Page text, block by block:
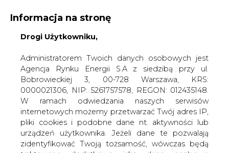
KONTAKT:
WYDAWCA PORTALU:
WYSOKI KONTRAST WIELKOŚĆ TEKSTU A A
ZALOGUJ SIĘ
Informacja na stronę
Drogi Użytkowniku,
Administratorem Twoich danych osobowych jest
Agencja Rynku Energii S.A z siedzibą przy ul.
Bobrowieckiej 3, 00-728 Warszawa, KRS:
0000021306, NIP: 5261757578, REGON: 012435148.
W ramach odwiedzania naszych serwisów
internetowych możemy przetwarzać Twój adres IP,
pliki cookies i podobne dane nt. aktywności lub
urządzeń użytkownika. Jeżeli dane te pozwalają
zidentyfikować Twoją tożsamość, wówczas będą